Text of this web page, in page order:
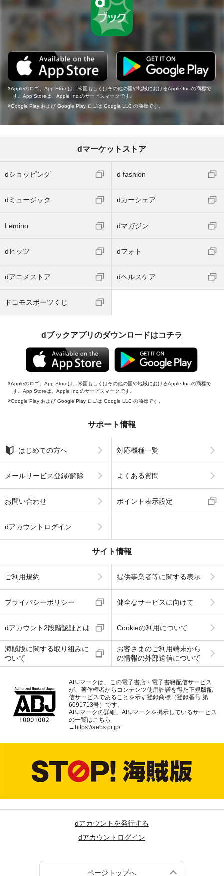
Appleのロゴ、App Storeは、米国もしくはその他の国や地域におけるApple Inc.の商標で
す。App Storeは、Apple Inc.のサービスマークです。
Google Play および Google Play ロゴは Google LLC の商標です。
dマーケットストア
dショッピング d fashion
dミュージック dカーシェア
Lemino dマガジン
dヒッツ dフォト
dアニメストア dヘルスケア
ドコモスポーツくじ
dブックアプリのダウンロードはコチラ
Appleのロゴ、App Storeは、米国もしくはその他の国や地域におけるApple Inc.の商標で
す。App Storeは、Apple Inc.のサービスマークです。
Google Play および Google Play ロゴは Google LLC の商標です。
サポート情報
はじめての方へ 対応機種一覧
メールサービス登録/解除 よくある質問
お問い合わせ ポイント表示設定
dアカウントログイン
サイト情報
ご利用規約 提供事業者等に関する表示
プライバシーポリシー 健全なサービスに向けて
dアカウント2段階認証とは Cookieの利用について
海賊版に関する取り組みに
ついて
お客さまのご利用端末から
の情報の外部送信について
ABJマークは、この電子書店・電子書籍配信サービス
が、著作権者からコンテンツ使用許諾を得た正規版配
信サービスであることを示す登録商標（登録番号 第
6091713号）です。
ABJマークの詳細、ABJマークを掲示しているサービス
の一覧はこちら
→https://aebs.or.jp/
dアカウントを発行する
dアカウントログイン
ページトップへ